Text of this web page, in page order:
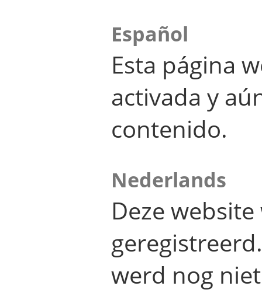
Español
Esta página
activada y
contenido.
Nederlands
Deze
werd nog